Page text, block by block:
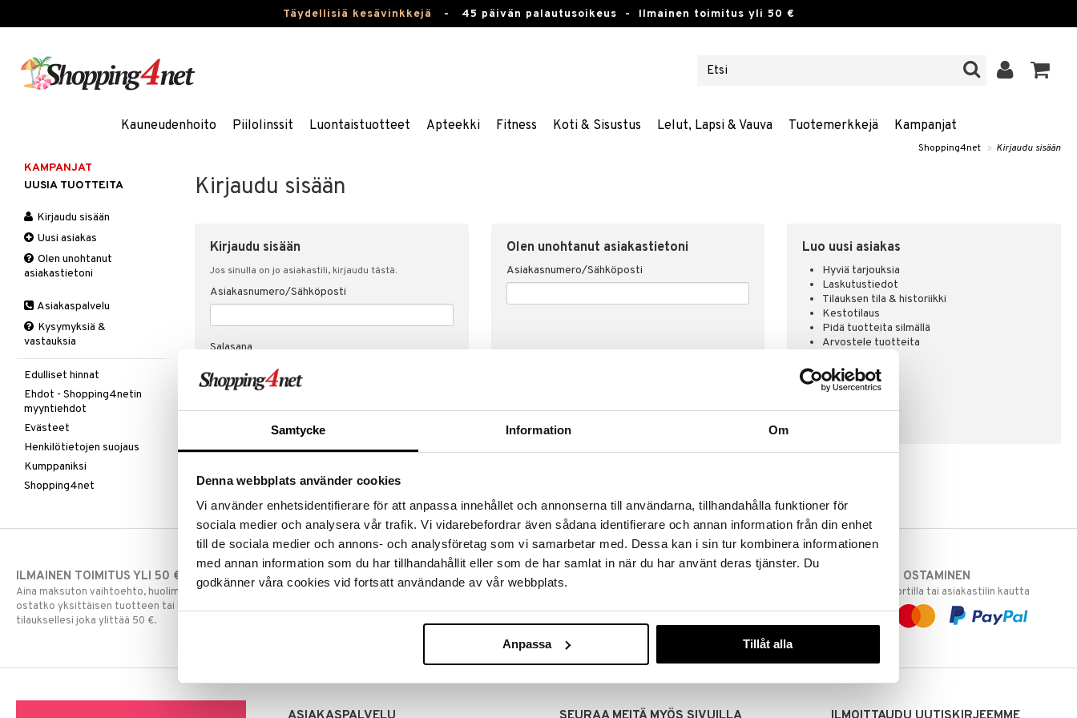
Samtycke Information Om
Denna webbplats använder cookies
Vi använder enhetsidentifierare för att anpassa innehållet och annonserna till användarna, tillhandahålla funktioner för
sociala medier och analysera vår trafik. Vi vidarebefordrar även sådana identifierare och annan information från din enhet
till de sociala medier och annons- och analysföretag som vi samarbetar med. Dessa kan i sin tur kombinera informationen
med annan information som du har tillhandahållit eller som de har samlat in när du har använt deras tjänster. Du
godkänner våra cookies vid fortsatt användande av vår webbplats.
Anpassa Tillåt alla
Täydellisiä kesävinkkejä - 45 päivän palautusoikeus - Ilmainen toimitus yli 50 €
Kauneudenhoito Piilolinssit Luontaistuotteet Apteekki Fitness Koti & Sisustus Lelut, Lapsi & Vauva Tuotemerkkejä Kampanjat
Shopping4net » Kirjaudu sisään
Kirjaudu sisään
Kirjaudu sisään
Jos sinulla on jo asiakastili, kirjaudu tästä.
Asiakasnumero/Sähköposti
Salasana
Olen unohtanut asiakastietoni
Asiakasnumero/Sähköposti
Luo uusi asiakas
Hyviä tarjouksia
Laskutustiedot
Tilauksen tila & historiikki
Kestotilaus
Pidä tuotteita silmällä
Arvostele tuotteita
KAMPANJAT
UUSIA TUOTTEITA
Kirjaudu sisään
Uusi asiakas
Olen unohtanut
asiakastietoni
Asiakaspalvelu
Kysymyksiä &
vastauksia
Edulliset hinnat
Ehdot - Shopping4netin
myyntiehdot
Evästeet
Henkilötietojen suojaus
Kumppaniksi
Shopping4net
ILMAINEN TOIMITUS YLI 50 €
Aina maksuton vaihtoehto, huolimatta siitä
ostatko yksittäisen tuotteen tai koko
tilauksellesi joka ylittää 50 €.
NOPEAT TOIMITUKSET EDULLISET HINNAT
Voit olla varma, että teet löytöjä sivuillamme.
TURVALLINEN OSTAMINEN
laskulla, pankkikortilla tai asiakastilin kautta